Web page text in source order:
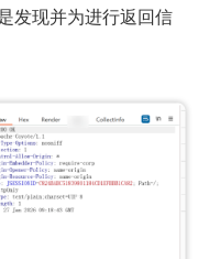
发现并为进行返回信